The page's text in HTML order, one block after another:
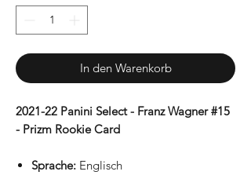
In den Warenkorb
2021-22 Panini Select - Franz Wagner #15
- Prizm Rookie Card
Sprache: Englisch